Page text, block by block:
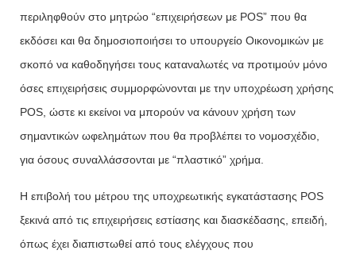
περιληφθούν στο μητρώο “επιχειρήσεων με POS” που θα
εκδόσει και θα δημοσιοποιήσει το υπουργείο Οικονομικών με
σκοπό να καθοδηγήσει τους καταναλωτές να προτιμούν μόνο
όσες επιχειρήσεις συμμορφώνονται με την υποχρέωση χρήσης
POS, ώστε κι εκείνοι να μπορούν να κάνουν χρήση των
σημαντικών ωφελημάτων που θα προβλέπει το νομοσχέδιο,
για όσους συναλλάσσονται με “πλαστικό” χρήμα.
Η επιβολή του μέτρου της υποχρεωτικής εγκατάστασης POS
ξεκινά από τις επιχειρήσεις εστίασης και διασκέδασης, επειδή,
όπως έχει διαπιστωθεί από τους ελέγχους που